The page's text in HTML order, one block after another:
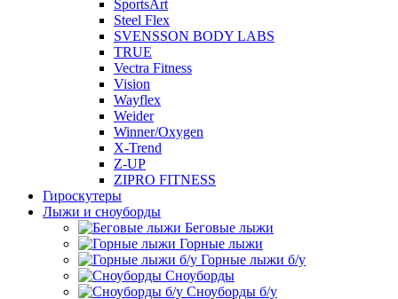
SportsArt
Steel Flex
SVENSSON BODY LABS
TRUE
Vectra Fitness
Vision
Wayflex
Weider
Winner/Oxygen
X-Trend
Z-UP
ZIPRO FITNESS
Гироскутеры
Лыжи и сноуборды
Беговые лыжи
Горные лыжи
Горные лыжи б/у
Сноуборды
Сноуборды б/у